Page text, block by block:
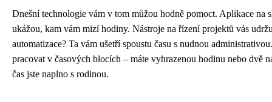
Dnešní technologie vám v tom můžou hodně pomoct. Aplikace na
ukážou, kam vám mizí hodiny. Nástroje na řízení projektů vás
automatizace? Ta vám ušetří spoustu času s nudnou
pracovat v časových blocích – máte vyhrazenou hodinu nebo dvě
čas jste naplno s rodinou.